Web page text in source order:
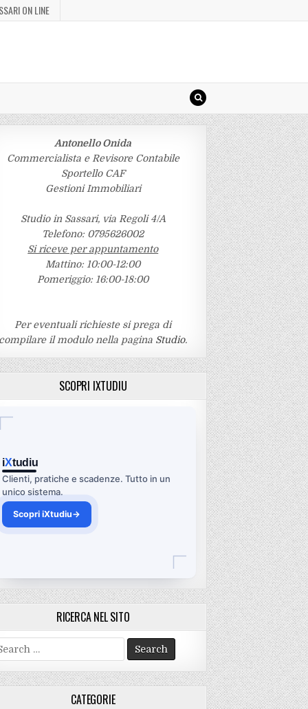
ON LINE
Antonello Onida
Commercialista e Revisore Contabile
Sportello CAF
Gestioni Immobiliari
Studio in Sassari, via Regoli 4/A
Telefono: 0795626002
Si riceve per appuntamento
Mattino: 10:00-12:00
Pomeriggio: 16:00-18:00
Per eventuali richieste si prega di
il modulo nella pagina Studio.
SCOPRI IXTUDIU
iXtudiu
Clienti, pratiche e scadenze. Tutto in un
unico sistema.
Scopri iXtudiu→
RICERCA NEL SITO
CATEGORIE